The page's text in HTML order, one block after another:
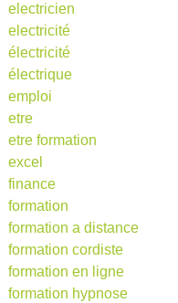
electricien
electricité
électricité
électrique
emploi
etre
etre formation
excel
finance
formation
formation a distance
formation cordiste
formation en ligne
formation hypnose